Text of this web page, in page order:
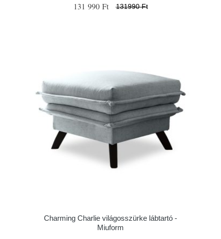
131 990 Ft 131990 Ft
Charming Charlie világosszürke lábtartó -
Miuform